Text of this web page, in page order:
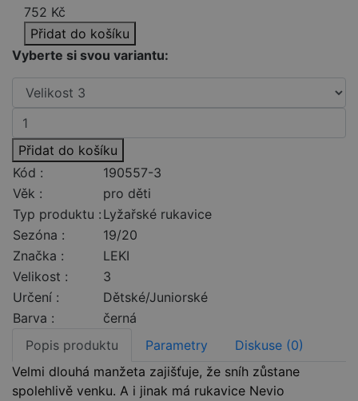
752 Kč
Přidat do košíku
Vyberte si svou variantu:
Přidat do košíku
Kód :
190557-3
Věk :
pro děti
Typ produktu : Lyžařské rukavice
Sezóna :
19/20
Značka :
LEKI
Velikost :
3
Určení :
Dětské/Juniorské
Barva :
černá
Popis produktu
Parametry
Diskuse (0)
Velmi dlouhá manžeta zajišťuje, že sníh zůstane
spolehlivě venku. A i jinak má rukavice Nevio